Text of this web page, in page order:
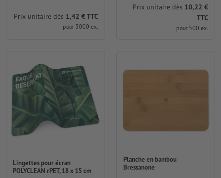
Prix unitaire dès 1,42 € TTC
pour 5000 ex.
Prix unitaire dès 10,22 €
TTC
pour 500 ex.
Lingettes pour écran
POLYCLEAN rPET, 18 x 15 cm
Planche en bambou
Bressanone